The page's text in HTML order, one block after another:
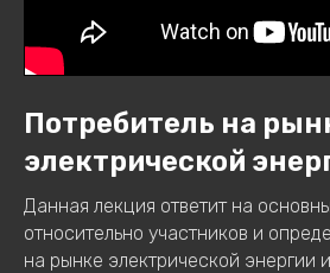
Потребитель на
электрической
Данная лекция ответит на
относительно участников и
на рынке электрической энергии